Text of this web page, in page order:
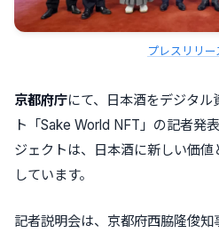
プレスリリー
京都府庁にて、日本酒をデジタ
ト「Sake World NFT」の記者発
ジェクトは、日本酒に新しい価
しています。
記者説明会は、京都府西脇隆俊